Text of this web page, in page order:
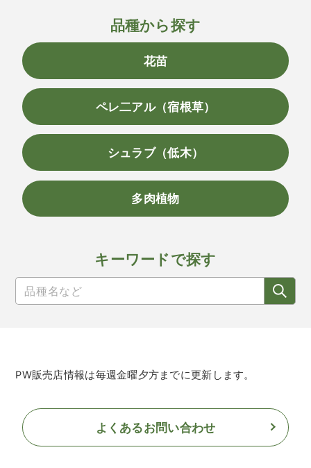
品種から探す
花苗
ペレ二アル（宿根草）
シュラブ（低木）
多肉植物
キーワードで探す
PW販売店情報は毎週金曜夕方までに更新します。
よくあるお問い合わせ